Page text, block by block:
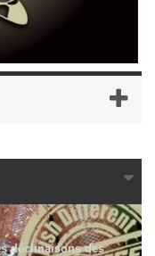
déclinaisons des